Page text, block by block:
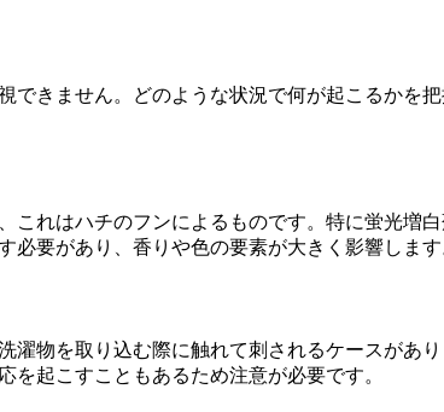
きません。どのような状況で何が起こるかを
れはハチのフンによるものです。特に蛍光増
要があり、香りや色の要素が大きく影響します
物を取り込む際に触れて刺されるケースがあ
起こすこともあるため注意が必要です。